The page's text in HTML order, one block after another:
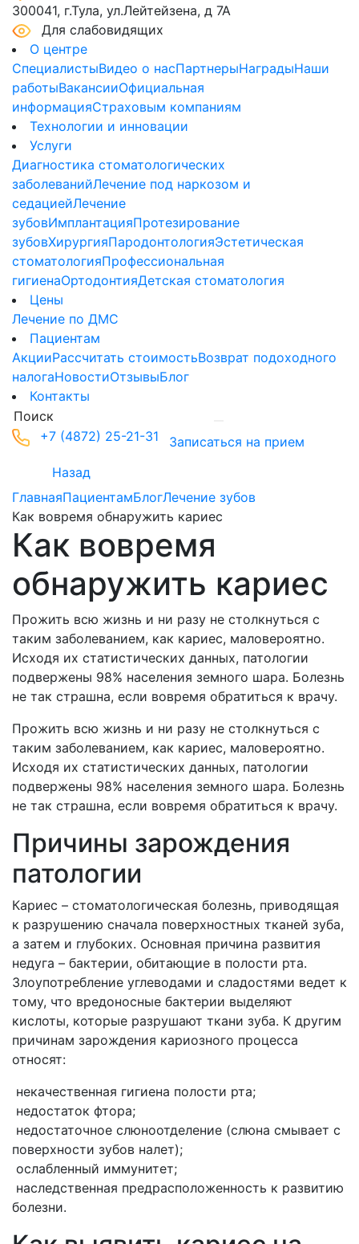
300041, г.Тула, ул.Лейтейзена, д 7А
Для слабовидящих
О центре
СпециалистыВидео о насПартнерыНаградыНаши
работыВакансииОфициальная
информацияСтраховым компаниям
Технологии и инновации
Услуги
Диагностика стоматологических
заболеванийЛечение под наркозом и
седациейЛечение
зубовИмплантацияПротезирование
зубовХирургияПародонтологияЭстетическая
стоматологияПрофессиональная
гигиенаОртодонтияДетская стоматология
Цены
Лечение по ДМС
Пациентам
АкцииРассчитать стоимостьВозврат подоходного
налогаНовостиОтзывыБлог
Контакты
+7 (4872) 25-21-31
Записаться на прием
Назад
ГлавнаяПациентамБлогЛечение зубов
Как вовремя обнаружить кариес
Как вовремя
обнаружить кариес
Прожить всю жизнь и ни разу не столкнуться с
таким заболеванием, как кариес, маловероятно.
Исходя их статистических данных, патологии
подвержены 98% населения земного шара. Болезнь
не так страшна, если вовремя обратиться к врачу.
Прожить всю жизнь и ни разу не столкнуться с
таким заболеванием, как кариес, маловероятно.
Исходя их статистических данных, патологии
подвержены 98% населения земного шара. Болезнь
не так страшна, если вовремя обратиться к врачу.
Причины зарождения
патологии
Кариес – стоматологическая болезнь, приводящая
к разрушению сначала поверхностных тканей зуба,
а затем и глубоких. Основная причина развития
недуга – бактерии, обитающие в полости рта.
Злоупотребление углеводами и сладостями ведет к
тому, что вредоносные бактерии выделяют
кислоты, которые разрушают ткани зуба. К другим
причинам зарождения кариозного процесса
относят:
некачественная гигиена полости рта;
недостаток фтора;
недостаточное слюноотделение (слюна смывает с
поверхности зубов налет);
ослабленный иммунитет;
наследственная предрасположенность к развитию
болезни.